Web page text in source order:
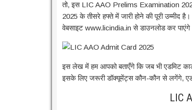
तो, इस LIC AAO Prelims Examination 2025
2025 के तीसरे हफ्ते में जारी होने की पूरी उम्मीद
वेबसाइट www.licindia.in से डाउनलोड कर
इस लेख में हम आपको बताएँगे कि जब भी एडमिट
इसके लिए जरूरी डॉक्यूमेंट्स कौन-कौन से लगेंगे,
LIC